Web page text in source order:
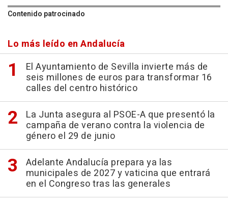
Contenido patrocinado
Lo más leído en Andalucía
El Ayuntamiento de Sevilla invierte más de
seis millones de euros para transformar 16
calles del centro histórico
La Junta asegura al PSOE-A que presentó la
campaña de verano contra la violencia de
género el 29 de junio
Adelante Andalucía prepara ya las
municipales de 2027 y vaticina que entrará
en el Congreso tras las generales